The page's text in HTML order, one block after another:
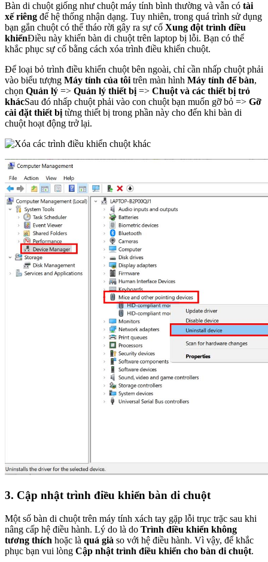
Bàn di chuột giống như chuột máy tính bình thường và vẫn có tài
xế riêng để hệ thống nhận dạng. Tuy nhiên, trong quá trình sử dụng
bạn gắn chuột có thể tháo rời gây ra sự cố Xung đột trình điều
khiểnĐiều này khiến bàn di chuột trên laptop bị lỗi. Bạn có thể
khắc phục sự cố bằng cách xóa trình điều khiển chuột.
Để loại bỏ trình điều khiển chuột bên ngoài, chỉ cần nhấp chuột phải
vào biểu tượng Máy tính của tôi trên màn hình Máy tính để bàn,
chọn Quản lý => Quản lý thiết bị => Chuột và các thiết bị trỏ
khácSau đó nhấp chuột phải vào con chuột bạn muốn gỡ bỏ => Gỡ
cài đặt thiết bị từng thiết bị trong phần này cho đến khi bàn di
chuột hoạt động trở lại.
3. Cập nhật trình điều khiển bàn di chuột
Một số bàn di chuột trên máy tính xách tay gặp lỗi trục trặc sau khi
nâng cấp hệ điều hành. Lý do là do Trình điều khiển không
tương thích hoặc là quá già so với hệ điều hành. Vì vậy, để khắc
phục bạn vui lòng Cập nhật trình điều khiển cho bàn di chuột.